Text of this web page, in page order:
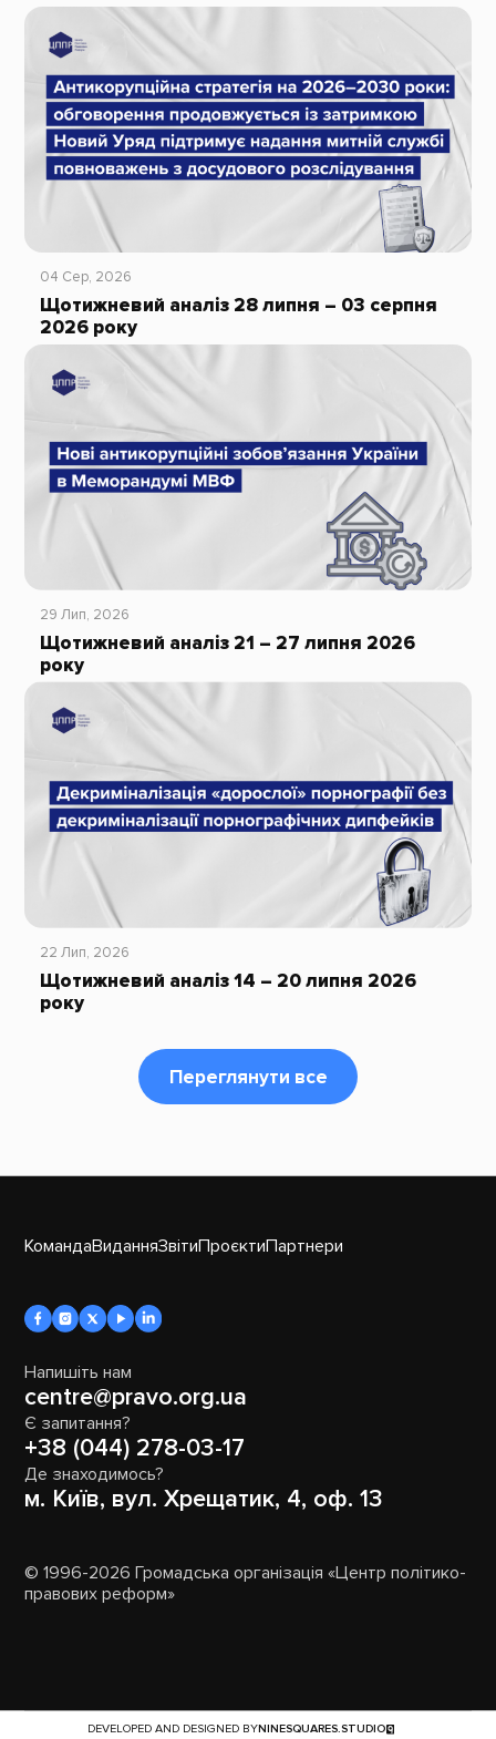
04 Сер, 2026
Щотижневий аналіз 28 липня – 03 серпня
2026 року
29 Лип, 2026
Щотижневий аналіз 21 – 27 липня 2026
року
22 Лип, 2026
Щотижневий аналіз 14 – 20 липня 2026
року
Переглянути все
КомандаВиданняЗвітиПроєктиПартнери
Напишіть нам
centre@pravo.org.ua
Є запитання?
+38 (044) 278-03-17
Де знаходимось?
м. Київ, вул. Хрещатик, 4, оф. 13
© 1996-2026 Громадська організація «Центр політико-
правових реформ»
DEVELOPED AND DESIGNED BYNINESQUARES.STUDIO